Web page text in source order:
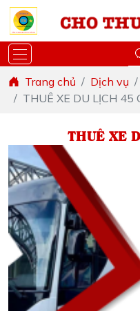
Trang chủ Dịch vụ
THUÊ XE DU LỊCH 45
THUÊ XE